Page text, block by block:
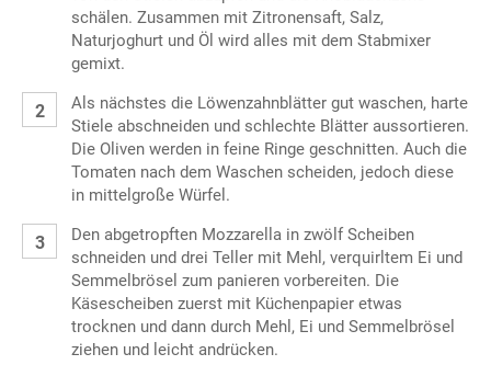
schälen. Zusammen mit Zitronensaft, Salz,
Naturjoghurt und Öl wird alles mit dem Stabmixer
gemixt.
Als nächstes die Löwenzahnblätter gut waschen, harte
Stiele abschneiden und schlechte Blätter aussortieren.
Die Oliven werden in feine Ringe geschnitten. Auch die
Tomaten nach dem Waschen scheiden, jedoch diese
in mittelgroße Würfel.
Den abgetropften Mozzarella in zwölf Scheiben
schneiden und drei Teller mit Mehl, verquirltem Ei und
Semmelbrösel zum panieren vorbereiten. Die
Käsescheiben zuerst mit Küchenpapier etwas
trocknen und dann durch Mehl, Ei und Semmelbrösel
ziehen und leicht andrücken.